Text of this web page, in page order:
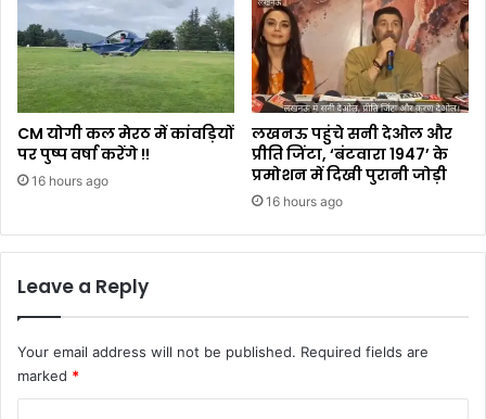
CM योगी कल मेरठ में कांवड़ियों
पर पुष्प वर्षा करेंगे !!
16 hours ago
लखनऊ पहुंचे सनी देओल और
प्रीति जिंटा, ‘बंटवारा 1947’ के
प्रमोशन में दिखी पुरानी जोड़ी
16 hours ago
Leave a Reply
Your email address will not be published. Required fields are
marked *